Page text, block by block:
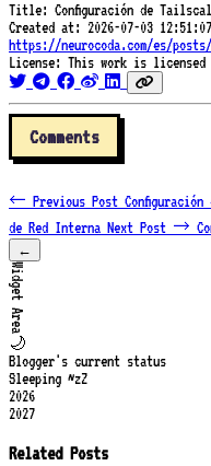
Title: Configuración de
Created at: 2026-07-03 12:51:07
https://neurocoda.com/es/
License: This work is licensed
Comments
← Previous Post
de Red Interna Next Post →
←
Widget Area
🌙
Blogger's current status
Sleeping ~zZ
2026
2027
Related Posts